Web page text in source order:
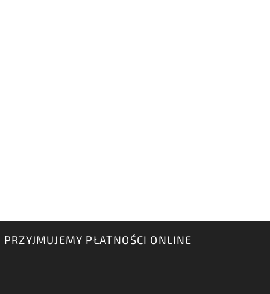
PRZYJMUJEMY PŁATNOŚCI ONLINE